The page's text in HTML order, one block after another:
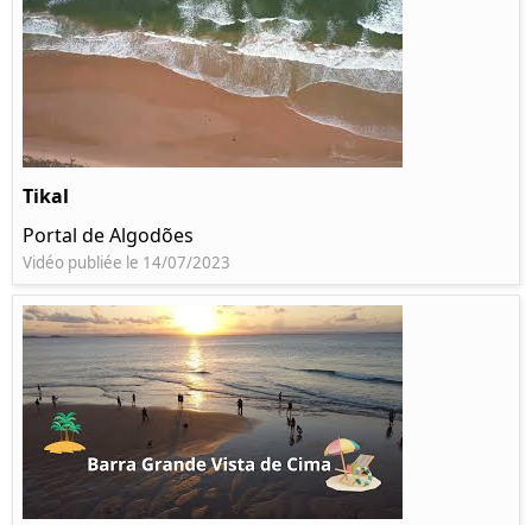
Tikal
Portal de Algodões
Vidéo publiée le 14/07/2023